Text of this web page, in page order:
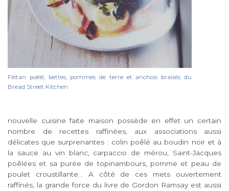
Flétan poêlé, bettes, pommes de terre et anchois braisés du
Bread Street Kitchen.
nouvelle cuisine faite maison possède en effet un certain
nombre de recettes raffinées, aux associations aussi
délicates que surprenantes : colin poêlé au boudin noir et à
la sauce au vin blanc, carpaccio de mérou, Saint-Jacques
poêlées et sa purée de topinambours, pomme et peau de
poulet croustillante… A côté de ces mets ouvertement
raffinés, la grande force du livre de Gordon Ramsay est aussi